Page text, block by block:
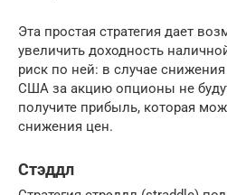
Эта простая стратегия дает
увеличить доходность
риск по ней: в случае
США за акцию опционы не
получите прибыль, которая
снижения цен.
Стэддл